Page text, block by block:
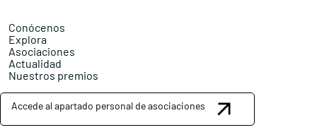
Conócenos
Explora
Asociaciones
Actualidad
Nuestros premios
Accede al apartado personal de asociaciones